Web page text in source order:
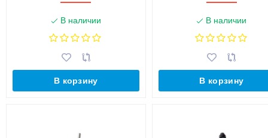
В наличии
В корзину
В наличии
В корзину